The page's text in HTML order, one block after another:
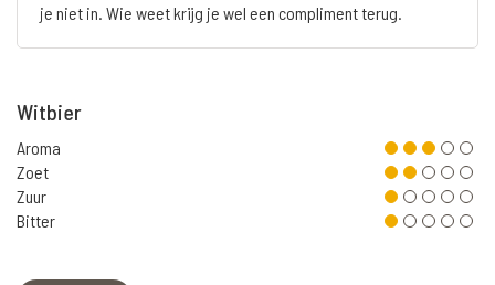
je niet in. Wie weet krijg je wel een compliment terug.
Witbier
Aroma
Zoet
Zuur
Bitter